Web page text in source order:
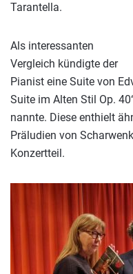
Tarantella.
Als interessanten
Vergleich kündigte der
Pianist eine Suite von
Suite im Alten Stil Op.
nannte. Diese enthielt
Präludien von
Konzertteil.